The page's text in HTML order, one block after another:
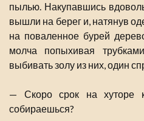
пылью. Накупавшись
вышли на берег и, натянув
на поваленное бурей
молча попыхивая
выбивать золу из них, один
— Скоро срок на хуторе
собираешься?